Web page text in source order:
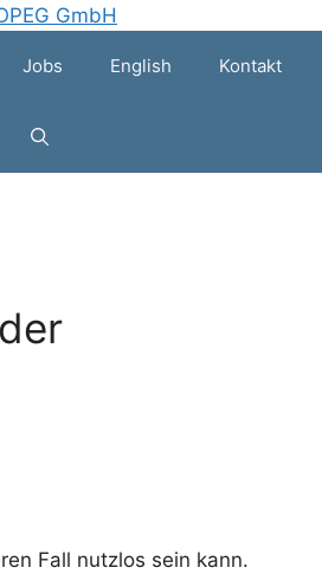
Jobs English Kontakt
Fall nutzlos sein kann.